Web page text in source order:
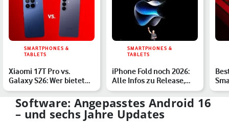
SMARTPHONES &
TABLETS
Xiaomi 17T Pro vs.
Galaxy S26: Wer bietet
das spannendere
Gesamtp…
SMARTPHONES &
TABLETS
iPhone Fold noch 2026:
Alle Infos zu Release,
Preis und Specs
Software: Angepasstes Android 16
– und sechs Jahre Updates